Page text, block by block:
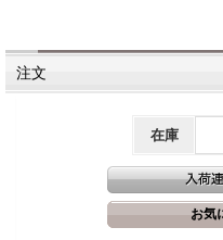
注文
在庫